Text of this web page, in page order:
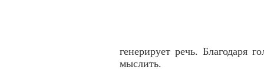
генерирует речь. Благодаря
мыслить.